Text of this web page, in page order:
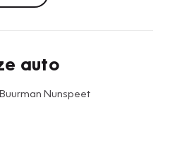
auto
Nunspeet